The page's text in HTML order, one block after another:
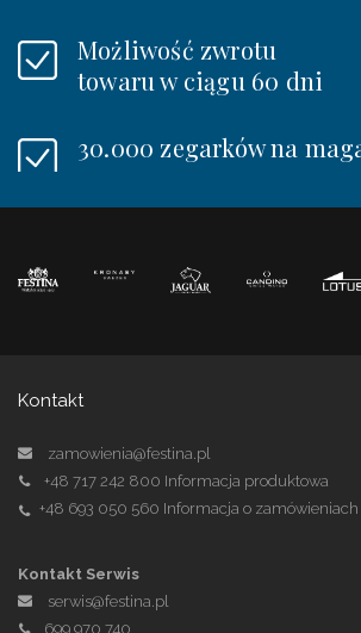
Możliwość zwrotu
towaru w ciągu 60 dni
30.000 zegarków na
Kontakt
zamowienia@festina.pl
+48 717 242 800 Informacja produktowa
+48 693 050 560 Informacja o zamówieniach
Kontakt Serwis
serwis@festina.pl
699 970 740